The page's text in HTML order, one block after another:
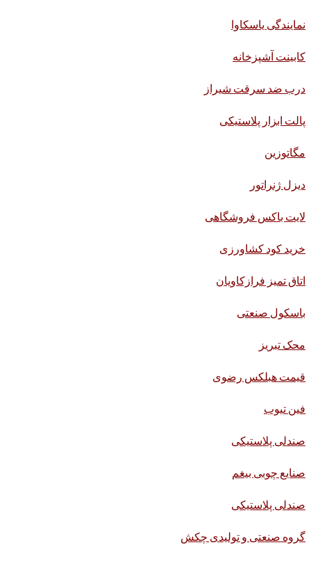
نمایندگی یاسکاوا
کابینت آشپزخانه
درب ضد سرقت شیراز
پالت ابزار پلاستیکی
مگاتوزین
دیزل ژنراتور
لایت باکس فروشگاهی
خرید کود کشاورزی
اتاق تمیز فرازکاویان
باسکول صنعتی
محک تبریز
قیمت هبلکس رضوی
فین تیوب
صندلی پلاستیکی
صنایع چوبی بیغم
صندلی پلاستیکی
گروه صنعتی و تولیدی چکش